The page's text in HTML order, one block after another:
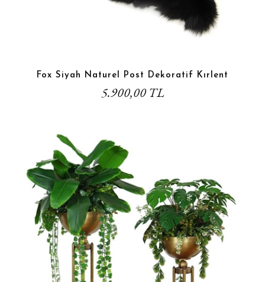
Fox Siyah Naturel Post Dekoratif Kırlent
5.900,00 TL